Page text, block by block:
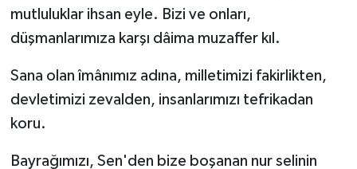
mutluluklar ihsan eyle. Bizi ve onları,
düşmanlarımıza karşı dâima muzaffer kıl.
Sana olan îmânımız adına, milletimizi fakirlikten,
devletimizi zevalden, insanlarımızı tefrikadan
koru.
Bayrağımızı, Sen'den bize boşanan nur selinin